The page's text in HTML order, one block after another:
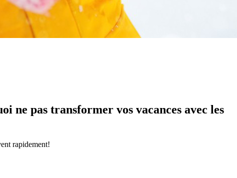
ne pas transformer vos vacances avec les
rapidement!